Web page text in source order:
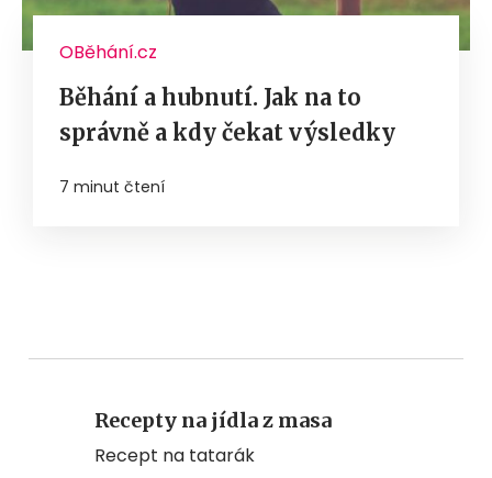
OBěhání.cz
Běhání a hubnutí. Jak na to
správně a kdy čekat výsledky
7 minut čtení
Recepty na jídla z masa
Recept na tatarák